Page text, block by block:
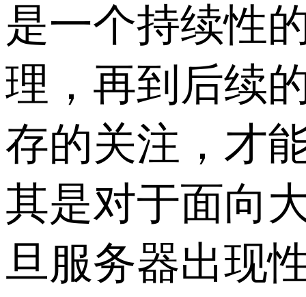
是一个持续性
理，再到后续
存的关注，才
其是对于面向
旦服务器出现